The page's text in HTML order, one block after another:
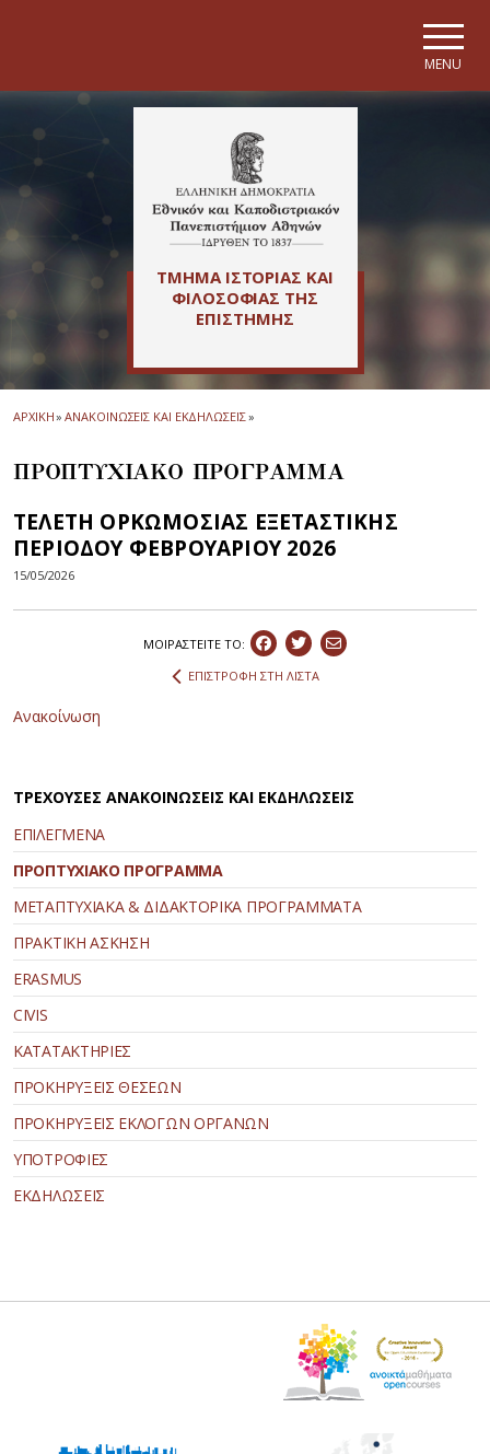
MENU
ΤΜΗΜΑ ΙΣΤΟΡΙΑΣ ΚΑΙ
ΦΙΛΟΣΟΦΙΑΣ ΤΗΣ
ΕΠΙΣΤΗΜΗΣ
ΑΡΧΙΚΗ» ΑΝΑΚΟΙΝΩΣΕΙΣ ΚΑΙ ΕΚΔΗΛΩΣΕΙΣ»
ΠΡΟΠΤΥΧΙΑΚΟ ΠΡΟΓΡΑΜΜΑ
ΤΕΛΕΤΗ ΟΡΚΩΜΟΣΙΑΣ ΕΞΕΤΑΣΤΙΚΗΣ
ΠΕΡΙΟΔΟΥ ΦΕΒΡΟΥΑΡΙΟΥ 2026
15/05/2026
ΜΟΙΡΑΣΤEIΤΕ ΤΟ:
ΕΠΙΣΤΡΟΦΗ ΣΤΗ ΛΙΣΤΑ
Ανακοίνωση
ΤΡΕΧΟΥΣΕΣ ΑΝΑΚΟΙΝΩΣΕΙΣ ΚΑΙ ΕΚΔΗΛΩΣΕΙΣ
ΕΠΙΛΕΓΜΕΝΑ
ΠΡΟΠΤΥΧΙΑΚΟ ΠΡΟΓΡΑΜΜΑ
ΜΕΤΑΠΤΥΧΙΑΚΑ & ΔΙΔΑΚΤΟΡΙΚΑ ΠΡΟΓΡΑΜΜΑΤΑ
ΠΡΑΚΤΙΚΗ ΑΣΚΗΣΗ
ERASMUS
CIVIS
ΚΑΤΑΤΑΚΤΗΡΙΕΣ
ΠΡΟΚΗΡΥΞΕΙΣ ΘΕΣΕΩΝ
ΠΡΟΚΗΡΥΞΕΙΣ ΕΚΛΟΓΩΝ ΟΡΓΑΝΩΝ
ΥΠΟΤΡΟΦΙΕΣ
ΕΚΔΗΛΩΣΕΙΣ